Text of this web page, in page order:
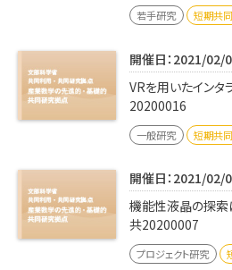
若手研究 短期共
開催日：2021/
VRを用いたイン
20200016
一般研究 短期共
開催日：2021/
機能性液晶の探索
共20200007
プロジェクト研究